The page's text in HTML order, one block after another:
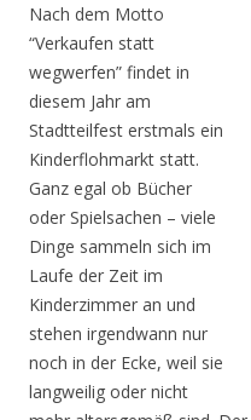
Nach dem Motto
“Verkaufen statt
wegwerfen” findet in
diesem Jahr am
Stadtteilfest erstmals ein
Kinderflohmarkt statt.
Ganz egal ob Bücher
oder Spielsachen – viele
Dinge sammeln sich im
Laufe der Zeit im
Kinderzimmer an und
stehen irgendwann nur
noch in der Ecke, weil sie
langweilig oder nicht